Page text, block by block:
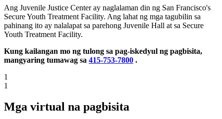
Ang Juvenile Justice Center ay naglalaman din ng San Francisco's
Secure Youth Treatment Facility. Ang lahat ng mga tagubilin sa
pahinang ito ay nalalapat sa parehong Juvenile Hall at sa Secure
Youth Treatment Facility.
Kung kailangan mo ng tulong sa pag-iskedyul ng pagbisita,
mangyaring tumawag sa 415-753-7800 .
1
1
Mga virtual na pagbisita